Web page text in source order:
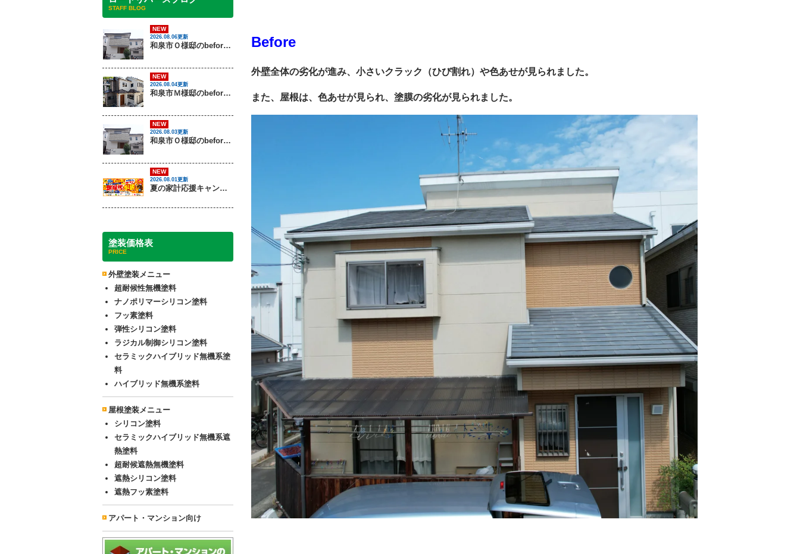
Before
外壁全体の劣化が進み、小さいクラック（ひび割れ）や色あせが見られました。
また、屋根は、色あせが見られ、塗膜の劣化が見られました。
STAFF BLOG
NEW
2026.08.06更新
和泉市Ｏ様邸のbeforeとafter（外壁塗装）
NEW
2026.08.04更新
和泉市Ｍ様邸のbeforeとafter（外壁塗装・屋根塗装）
NEW
2026.08.03更新
和泉市Ｏ様邸のbeforeとafter（外壁塗装）
NEW
2026.08.01更新
夏の家計応援キャンペーン開催！足場代半額でお得に外壁・屋根塗装を始めるチャンス【8月30日まで】
塗装価格表
PRICE
外壁塗装メニュー
超耐候性無機塗料
ナノポリマーシリコン塗料
フッ素塗料
弾性シリコン塗料
ラジカル制御シリコン塗料
セラミックハイブリッド無機系塗
料
ハイブリッド無機系塗料
屋根塗装メニュー
シリコン塗料
セラミックハイブリッド無機系遮
熱塗料
超耐候遮熱無機塗料
遮熱シリコン塗料
遮熱フッ素塗料
アパート・マンション向け